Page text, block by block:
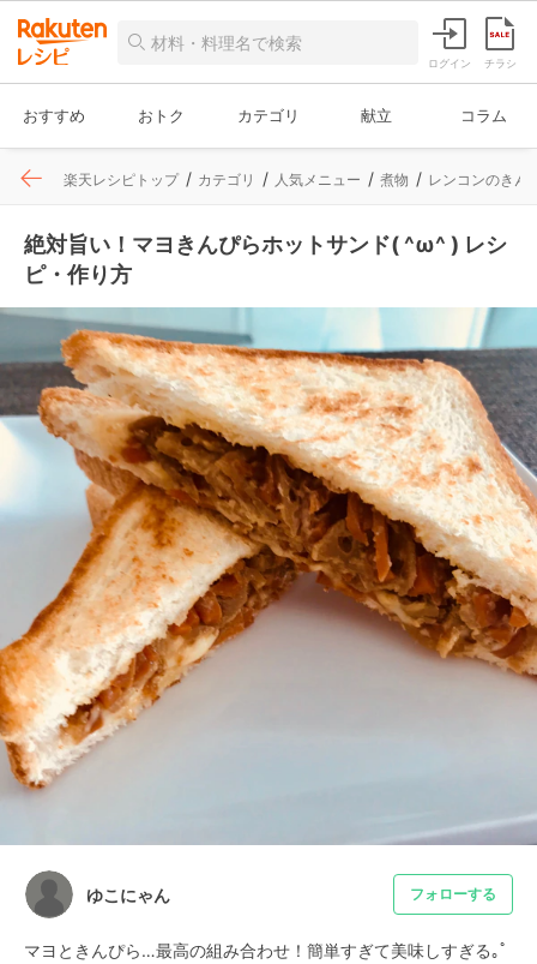
ログイン チラシ
おすすめ おトク カテゴリ 献立 コラム
楽天レシピトップ カテゴリ 人気メニュー 煮物 レンコンのきん
絶対旨い！マヨきんぴらホットサンド( ^ω^ ) レシ
ピ・作り方
ゆこにゃん フォローする
マヨときんぴら…最高の組み合わせ！簡単すぎて美味しすぎる｡ﾟ